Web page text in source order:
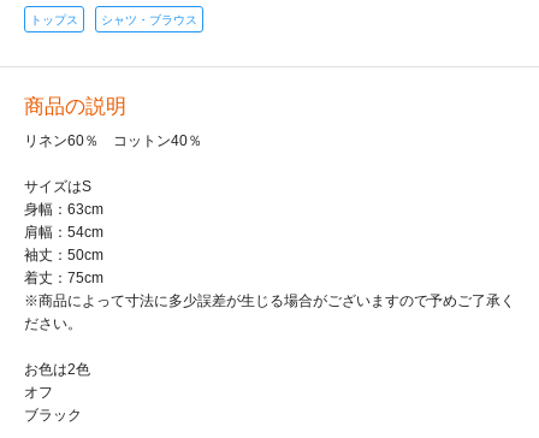
トップス シャツ・ブラウス
商品の説明
リネン60％ コットン40％
サイズはS
身幅：63cm
肩幅：54cm
袖丈：50cm
着丈：75cm
※商品によって寸法に多少誤差が生じる場合がございますので予めご了承く
ださい。
お色は2色
オフ
ブラック